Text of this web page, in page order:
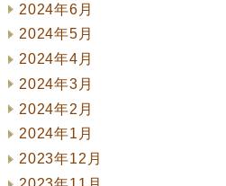
2024年6月
2024年5月
2024年4月
2024年3月
2024年2月
2024年1月
2023年12月